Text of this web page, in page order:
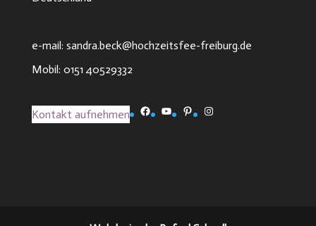
e-mail: sandra.beck@hochzeitsfee-freiburg.de
Mobil: 0151 40529332
Kontakt aufnehmen Facebook
YouTubePinterestInstagram